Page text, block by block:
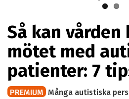
Så kan
mötet med
patienter: 7
PREMIUM Många autistiska